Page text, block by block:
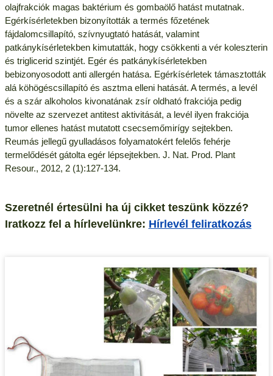
olajfrakciók magas baktérium és gombaölő hatást mutatnak.
Egérkísérletekben bizonyították a termés főzetének
fájdalomcsillapító, szívnyugtató hatását, valamint
patkánykísérletekben kimutatták, hogy csökkenti a vér koleszterin
és triglicerid szintjét. Egér és patkánykísérletekben
bebizonyosodott anti allergén hatása. Egérkísérletek támasztották
alá köhögéscsillapító és asztma elleni hatását. A termés, a levél
és a szár alkoholos kivonatának zsír oldható frakciója pedig
növelte az szervezet antitest aktivitását, a levél ilyen frakciója
tumor ellenes hatást mutatott csecsemőmirígy sejtekben.
Reumás jellegű gyulladásos folyamatokért felelős fehérje
termelődését gátolta egér lépsejtekben. J. Nat. Prod. Plant
Resour., 2012, 2 (1):127-134.
Szeretnél értesülni ha új cikket teszünk közzé?
Iratkozz fel a hírlevelünkre: Hírlevél feliratkozás